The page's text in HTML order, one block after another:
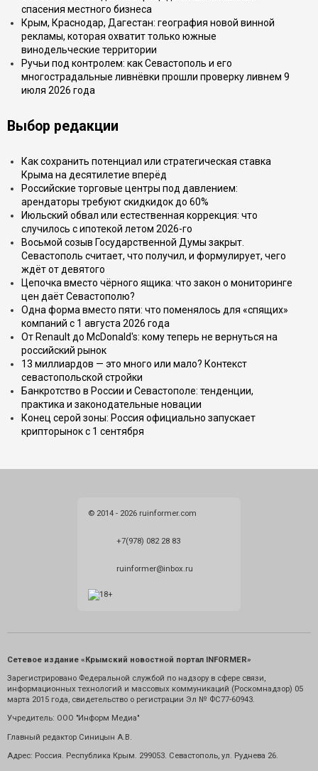
спасения местного бизнеса
Крым, Краснодар, Дагестан: география новой винной
рекламы, которая охватит только южные
винодельческие территории
Ручьи под контролем: как Севастополь и его
многострадальные ливнёвки прошли проверку ливнем 9
июля 2026 года
Выбор редакции
Как сохранить потенциал или стратегическая ставка
Крыма на десятилетие вперёд
Российские торговые центры под давлением:
арендаторы требуют скидкидок до 60%
Июльский обвал или естественная коррекция: что
случилось с ипотекой летом 2026-го
Восьмой созыв Государственной Думы закрыт.
Севастополь считает, что получил, и формулирует, чего
ждёт от девятого
Цепочка вместо чёрного ящика: что закон о мониторинге
цен даёт Севастополю?
Одна форма вместо пяти: что поменялось для «спящих»
компаний с 1 августа 2026 года
От Renault до McDonald's: кому теперь не вернуться на
российский рынок
13 миллиардов — это много или мало? Контекст
севастопольской стройки
Банкротство в России и Севастополе: тенденции,
практика и законодательные новации
Конец серой зоны: Россия официально запускает
крипторынок с 1 сентября
© 2014 - 2026 ruinformer.com
+7(978) 082 28 83
ruinformer@inbox.ru
Сетевое издание «Крымский новостной портал INFORMER»
Зарегистрировано Федеральной службой по надзору в сфере связи,
информационных технологий и массовых коммуникаций (Роскомнадзор) 05
марта 2015 года, свидетельство о регистрации Эл № ФС77-60943.
Учредитель: ООО "Информ Медиа"
Главный редактор Синицын А.В.
Адрес: Россия. Республика Крым. 299053. Севастополь, ул. Руднева 26.